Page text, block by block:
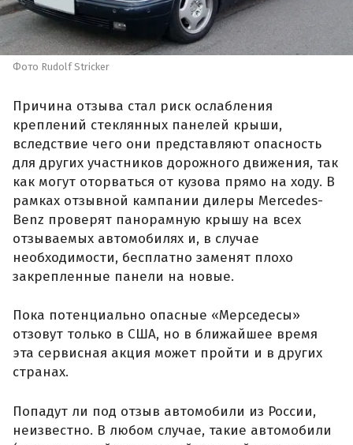
Фото Rudolf Stricker
Причина отзыва стал риск ослабления
креплений стеклянных панелей крыши,
вследствие чего они представляют опасность
для других участников дорожного движения, так
как могут оторваться от кузова прямо на ходу. В
рамках отзывной кампании дилеры Mercedes-
Benz проверят панорамную крышу на всех
отзываемых автомобилях и, в случае
необходимости, бесплатно заменят плохо
закрепленные панели на новые.
Пока потенциально опасные «Мерседесы»
отзовут только в США, но в ближайшее время
эта сервисная акция может пройти и в других
странах.
Попадут ли под отзыв автомобили из России,
неизвестно. В любом случае, такие автомобили